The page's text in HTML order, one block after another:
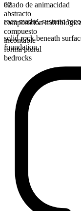
estado de animacidad
abstracto
composición
compuesto
incontable
forma plural
bedrocks
02
roca madre,sustrato
solid rock beneath
foundation